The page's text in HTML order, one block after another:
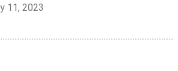
11, 2023